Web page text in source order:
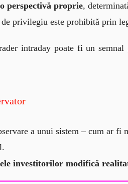
perspectivă proprie,
privilegiu este prohibită prin
intraday poate fi un
a unui sistem – cum ar fi
investitorilor modifică